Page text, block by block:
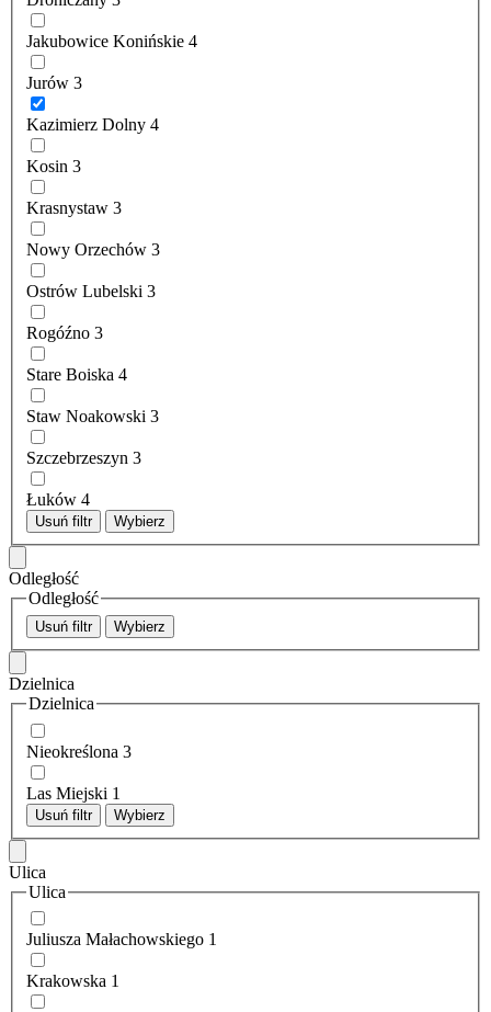
Jakubowice Konińskie 4
Jurów 3
Kazimierz Dolny 4
Kosin 3
Krasnystaw 3
Nowy Orzechów 3
Ostrów Lubelski 3
Rogóźno 3
Stare Boiska 4
Staw Noakowski 3
Szczebrzeszyn 3
Łuków 4
Usuń filtr Wybierz
Odległość
Odległość
Usuń filtr Wybierz
Dzielnica
Dzielnica
Nieokreślona 3
Las Miejski 1
Usuń filtr Wybierz
Ulica
Ulica
Juliusza Małachowskiego 1
Krakowska 1